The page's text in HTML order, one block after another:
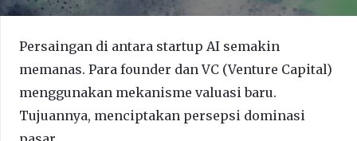
Persaingan di antara startup AI semakin
memanas. Para founder dan VC (Venture Capital)
menggunakan mekanisme valuasi baru.
Tujuannya, menciptakan persepsi dominasi